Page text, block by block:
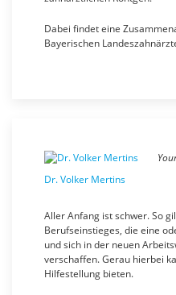
Dabei findet eine
Bayerischen
Dr. Volker Mertins
Aller Anfang ist schwer. So
Berufseinstieges, die eine
und sich in der neuen
verschaffen. Gerau hierbei
Hilfestellung bieten.